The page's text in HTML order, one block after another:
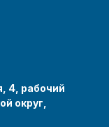
4, рабочий
округ,